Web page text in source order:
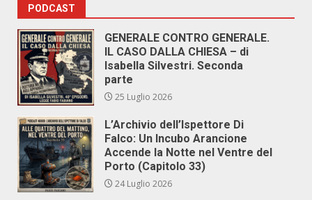
PODCAST
GENERALE CONTRO GENERALE.
IL CASO DALLA CHIESA – di
Isabella Silvestri. Seconda
parte
25 Luglio 2026
L’Archivio dell’Ispettore Di
Falco: Un Incubo Arancione
Accende la Notte nel Ventre del
Porto (Capitolo 33)
24 Luglio 2026